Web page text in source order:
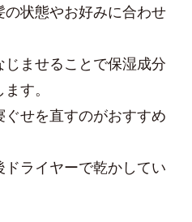
状態やお好みに合わせ
ませることで保湿成分
す。
せを直すのがおすすめ
ライヤーで乾かしてい